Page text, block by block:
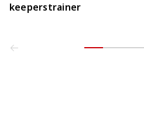
keeperstrainer